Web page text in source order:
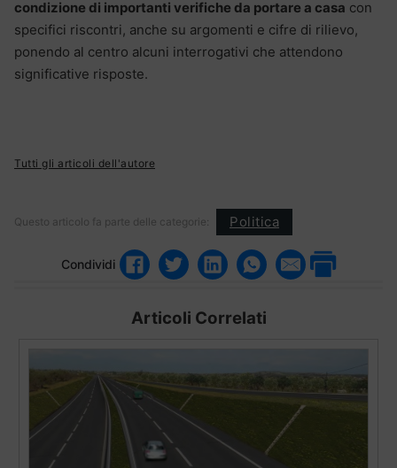
condizione di importanti verifiche da portare a casa con
specifici riscontri, anche su argomenti e cifre di rilievo,
ponendo al centro alcuni interrogativi che attendono
significative risposte.
Tutti gli articoli dell'autore
Questo articolo fa parte delle categorie: Politica
Condividi
Articoli Correlati